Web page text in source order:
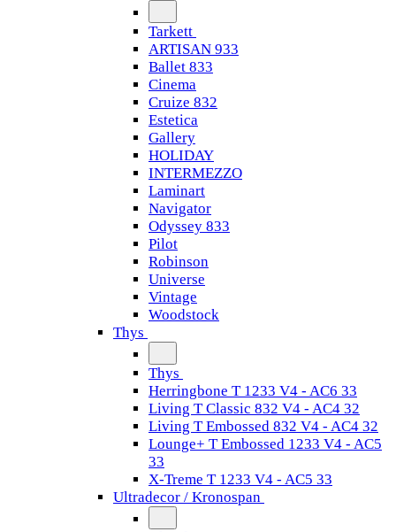
Tarkett
ARTISAN 933
Ballet 833
Cinema
Cruize 832
Estetica
Gallery
HOLIDAY
INTERMEZZO
Laminart
Navigator
Odyssey 833
Pilot
Robinson
Universe
Vintage
Woodstock
Thys
Thys
Herringbone T 1233 V4 - AC6 33
Living T Classic 832 V4 - AC4 32
Living T Embossed 832 V4 - AC4 32
Lounge+ T Embossed 1233 V4 - AC5
33
X-Treme T 1233 V4 - AC5 33
Ultradecor / Kronospan